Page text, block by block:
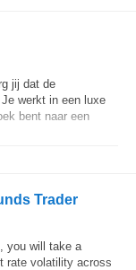
jij dat de
werkt in een luxe
bent naar een
Trader
, you will take a
rate volatility across